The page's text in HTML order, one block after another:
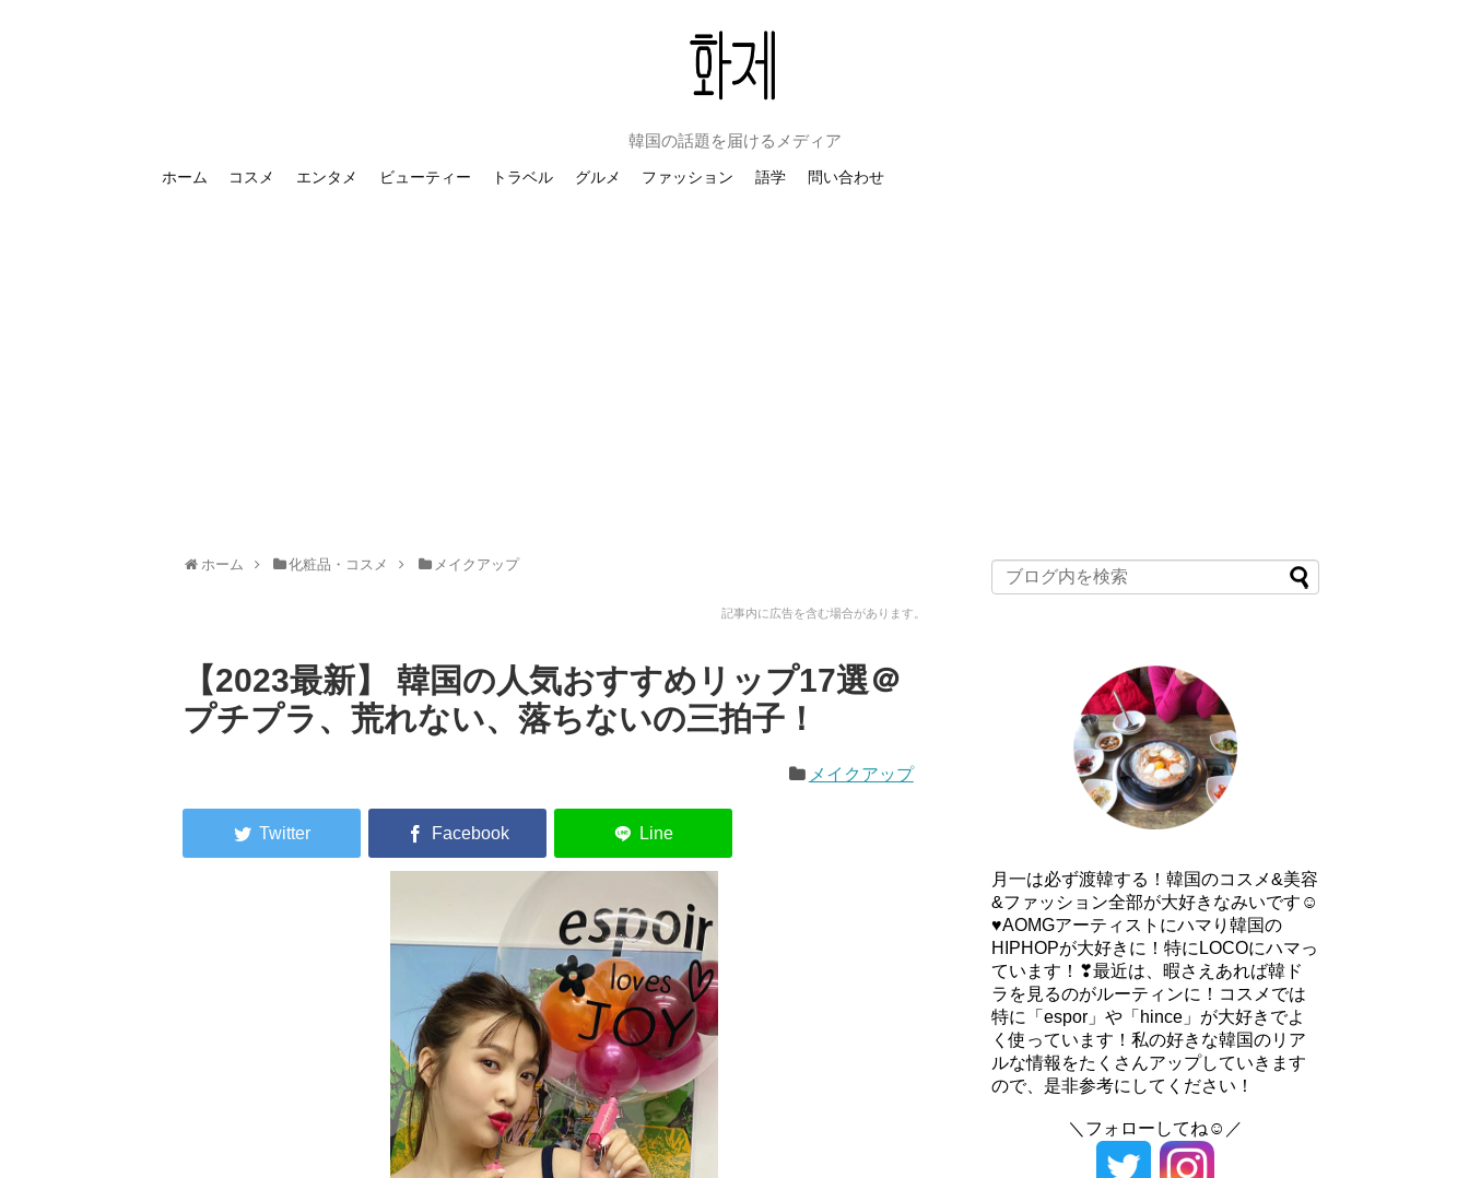
韓国の話題を届けるメディア
ホーム コスメ エンタメ ビューティー トラベル グルメ ファッション 語学 問い合わせ
ホーム 化粧品・コスメ メイクアップ
記事内に広告を含む場合があります。
【2023最新】 韓国の人気おすすめリップ17選＠
プチプラ、荒れない、落ちないの三拍子！
メイクアップ
月一は必ず渡韓する！韓国のコスメ&美容
&ファッション全部が大好きなみいです☺
♥AOMGアーティストにハマり韓国の
HIPHOPが大好きに！特にLOCOにハマっ
ています！❣最近は、暇さえあれば韓ド
ラを見るのがルーティンに！コスメでは
特に「espor」や「hince」が大好きでよ
く使っています！私の好きな韓国のリア
ルな情報をたくさんアップしていきます
ので、是非参考にしてください！
＼フォローしてね☺／